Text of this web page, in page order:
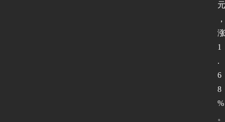
元
，
涨
1
.
6
8
%
。